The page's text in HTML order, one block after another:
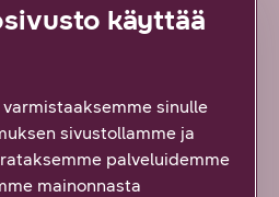
käyttää
sinulle
sivustollamme ja
palveluidemme
mainonnasta